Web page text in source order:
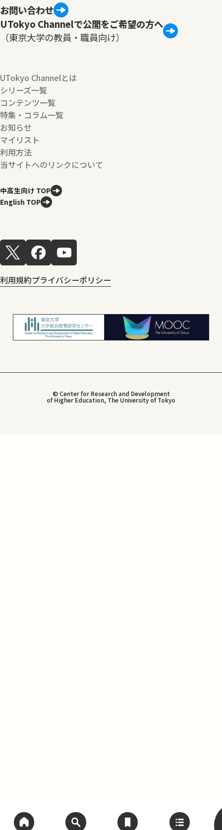
お問い合わせ
UTokyo Channelで公開をご希望の方へ
（東京大学の教員・職員向け）
UTokyo Channelとは
シリーズ一覧
コンテンツ一覧
特集・コラム一覧
お知らせ
マイリスト
利用方法
当サイトへのリンクについて
中高生向け TOP
English TOP
利用規約プライバシーポリシー
© Center for Research and Development
of Higher Education, The University of Tokyo